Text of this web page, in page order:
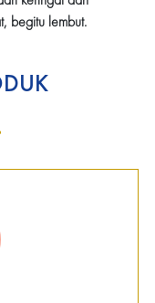
begitu lembut.